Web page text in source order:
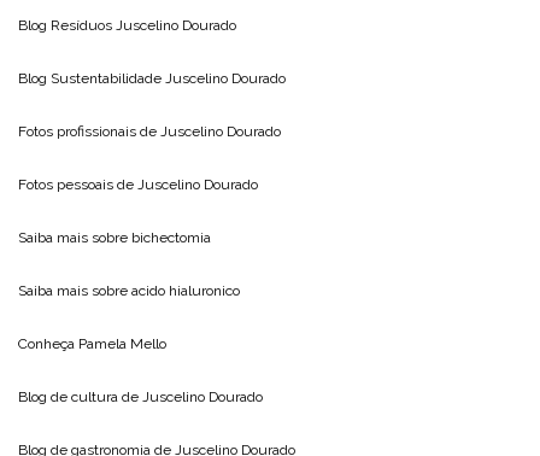
Blog Resíduos Juscelino Dourado
Blog Sustentabilidade Juscelino Dourado
Fotos profissionais de Juscelino Dourado
Fotos pessoais de Juscelino Dourado
Saiba mais sobre bichectomia
Saiba mais sobre acido hialuronico
Conheça Pamela Mello
Blog de cultura de Juscelino Dourado
Blog de gastronomia de Juscelino Dourado